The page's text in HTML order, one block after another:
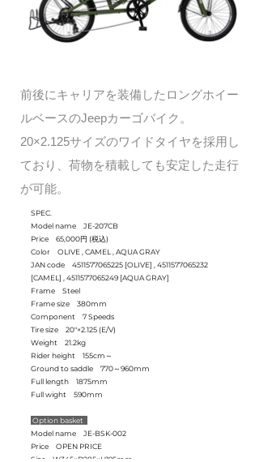
前後にキャリアを装備したロングホイー
ルベースのJeepカーゴバイク。
20×2.125サイズのワイドタイヤを採用し
ており、荷物を積載しても安定した走行
が可能。
SPEC.
Model name JE-207CB
Price 65,000円 (税込)
Color OLIVE , CAMEL , AQUA GRAY
JAN code
4511577065225 [OLIVE] , 4511577065232
[CAMEL] , 4511577065249 [AQUA GRAY]
Frame Steel
Frame size 380mm
Component 7 Speeds
Tire size 20"×2.125 (E/V)
Weight 21.2kg
Rider height 155cm～
Ground to saddle 770～960mm
Full length 1875mm
Full wight 590mm
Option basket
Model name JE-BSK-002
Price OPEN PRICE
Size W345×D285×H195mm